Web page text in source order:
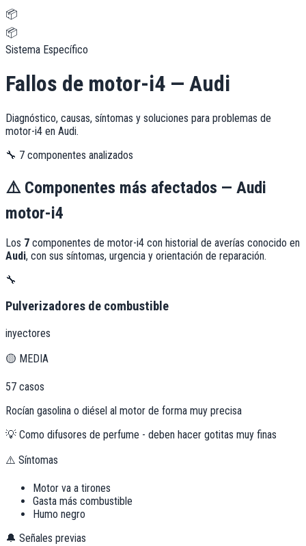
📦
📦
Sistema Específico
Fallos de motor-i4 — Audi
Diagnóstico, causas, síntomas y soluciones para problemas de
motor-i4 en Audi.
🔧 7 componentes analizados
⚠️Componentes más afectados — Audi
motor-i4
Los 7 componentes de motor-i4 con historial de averías conocido en
Audi, con sus síntomas, urgencia y orientación de reparación.
🔧
Pulverizadores de combustible
inyectores
🟡 MEDIA
57 casos
Rocían gasolina o diésel al motor de forma muy precisa
💡 Como difusores de perfume - deben hacer gotitas muy finas
⚠️ Síntomas
Motor va a tirones
Gasta más combustible
Humo negro
🔔 Señales previas